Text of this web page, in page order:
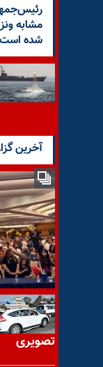
مشابه
شده است
آخرین
کنفرانس
راه‌حل
تصویری